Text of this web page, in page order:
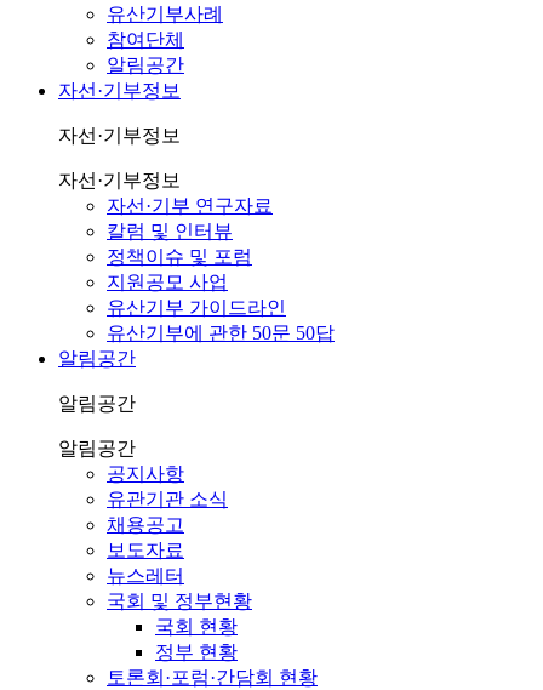
유산기부사례
참여단체
알림공간
자선·기부정보
자선·기부정보
자선·기부정보
자선·기부 연구자료
칼럼 및 인터뷰
정책이슈 및 포럼
지원공모 사업
유산기부 가이드라인
유산기부에 관한 50문 50답
알림공간
알림공간
알림공간
공지사항
유관기관 소식
채용공고
보도자료
뉴스레터
국회 및 정부현황
국회 현황
정부 현황
토론회·포럼·간담회 현황